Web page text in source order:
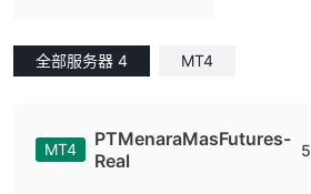
全部服务器 4 MT4
MT4
PTMenaraMasFutures-
Real
5